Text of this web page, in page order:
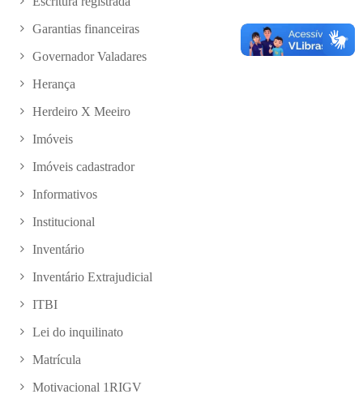
Garantias financeiras
Governador Valadares
Herança
Herdeiro X Meeiro
Imóveis
Imóveis cadastrador
Informativos
Institucional
Inventário
Inventário Extrajudicial
ITBI
Lei do inquilinato
Matrícula
Motivacional 1RIGV